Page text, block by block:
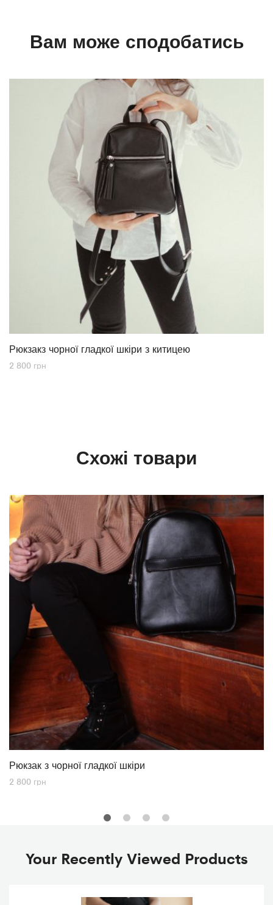
Вам може сподобатись
Рюкзакз чорної гладкої шкіри з китицею
2 800 грн
Схожі товари
Рюкзак з чорної гладкої шкіри
2 800 грн
Your Recently Viewed Products